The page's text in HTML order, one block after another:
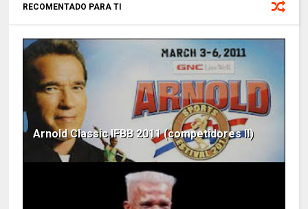
RECOMENTADO PARA TI
Arnold Classic IFBB 2011 (competidores II)